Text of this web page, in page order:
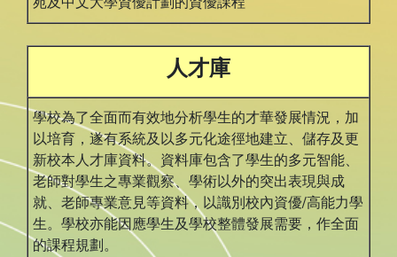
人才庫
學校為了全面而有效地分析學生的才華發展情況，加
以培育，遂有系統及以多元化途徑地建立、儲存及更
新校本人才庫資料。資料庫包含了學生的多元智能、
老師對學生之專業觀察、學術以外的突出表現與成
就、老師專業意見等資料，以識別校內資優/高能力學
生。學校亦能因應學生及學校整體發展需要，作全面
的課程規劃。